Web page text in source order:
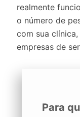
realmente
o número de
com sua
empresas de
Para